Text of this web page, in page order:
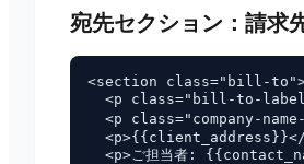
宛先セクション：請求
<section class="bill-
<p class="bill-to-
<p class="company-
<p>ご担当者: